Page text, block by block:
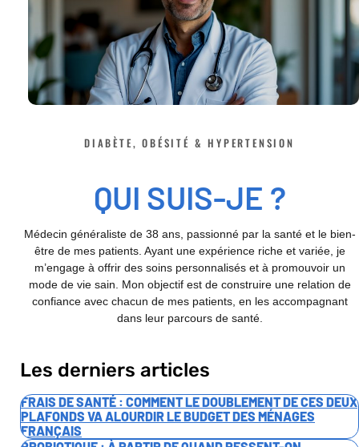
DIABÈTE, OBÉSITÉ & HYPERTENSION
QUI SUIS-JE ?
Médecin généraliste de 38 ans, passionné par la santé et le bien-
être de mes patients. Ayant une expérience riche et variée, je
m’engage à offrir des soins personnalisés et à promouvoir un
mode de vie sain. Mon objectif est de construire une relation de
confiance avec chacun de mes patients, en les accompagnant
dans leur parcours de santé.
Les derniers articles
FRAIS DE SANTÉ : COMMENT LE DOUBLEMENT DE CES DEUX
PLAFONDS VA ALOURDIR LE BUDGET DES MÉNAGES
FRANÇAIS